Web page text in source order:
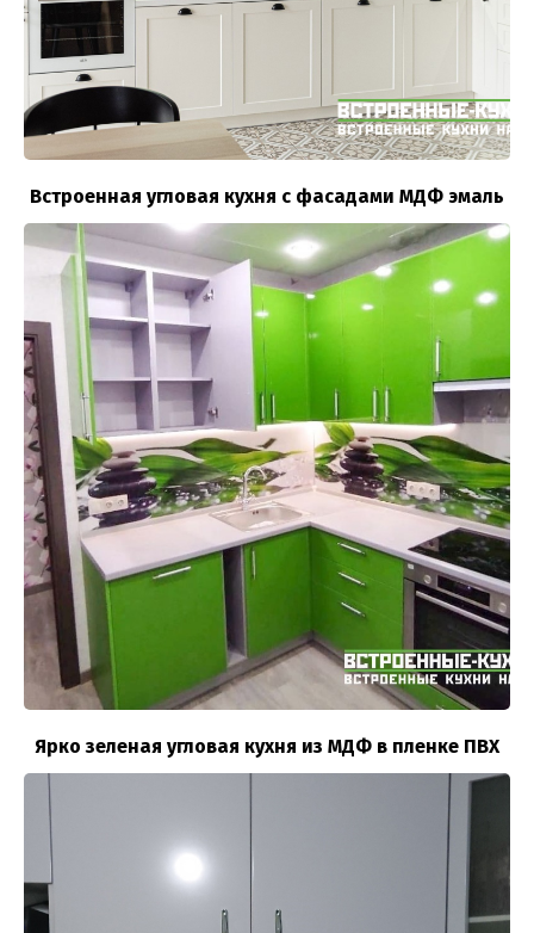
Встроенная угловая кухня с фасадами МДФ эмаль
Ярко зеленая угловая кухня из МДФ в пленке ПВХ